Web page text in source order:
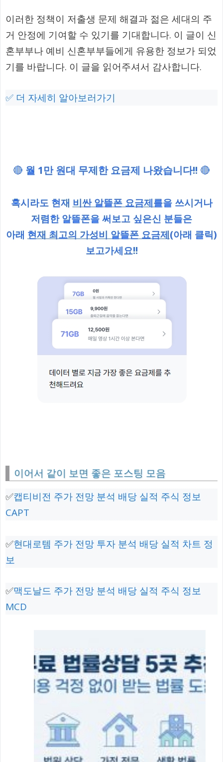
이러한 정책이 저출생 문제 해결과 젊은 세대의 주
거 안정에 기여할 수 있기를 기대합니다. 이 글이 신
혼부부나 예비 신혼부부들에게 유용한 정보가 되었
기를 바랍니다. 이 글을 읽어주셔서 감사합니다.
✅ 더 자세히 알아보러가기
🔴 월 1만 원대 무제한 요금제 나왔습니다!! 🔴
혹시라도 현재 비싼 알뜰폰 요금제를을 쓰시거나
저렴한 알뜰폰을 써보고 싶은신 분들은
아래 현재 최고의 가성비 알뜰폰 요금제(아래 클릭)
보고가세요!!
이어서 같이 보면 좋은 포스팅 모음
✅캡티비전 주가 전망 분석 배당 실적 주식 정보
CAPT
✅현대로템 주가 전망 투자 분석 배당 실적 차트 정
보
✅맥도날드 주가 전망 분석 배당 실적 주식 정보
MCD